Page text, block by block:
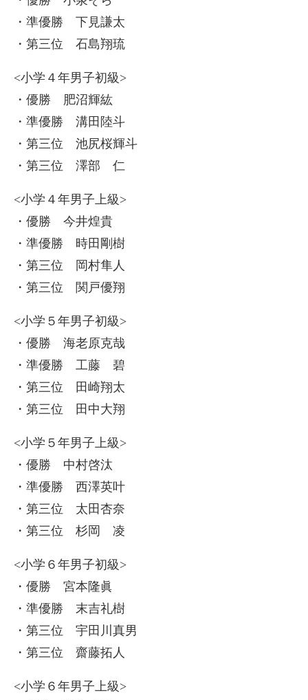
・準優勝 下見謙太
・第三位 石島翔琉
<小学４年男子初級>
・優勝 肥沼輝紘
・準優勝 溝田陸斗
・第三位 池尻桜輝斗
・第三位 澤部 仁
<小学４年男子上級>
・優勝 今井煌貴
・準優勝 時田剛樹
・第三位 岡村隼人
・第三位 関戸優翔
<小学５年男子初級>
・優勝 海老原克哉
・準優勝 工藤 碧
・第三位 田崎翔太
・第三位 田中大翔
<小学５年男子上級>
・優勝 中村啓汰
・準優勝 西澤英叶
・第三位 太田杏奈
・第三位 杉岡 凌
<小学６年男子初級>
・優勝 宮本隆眞
・準優勝 末吉礼樹
・第三位 宇田川真男
・第三位 齋藤拓人
<小学６年男子上級>